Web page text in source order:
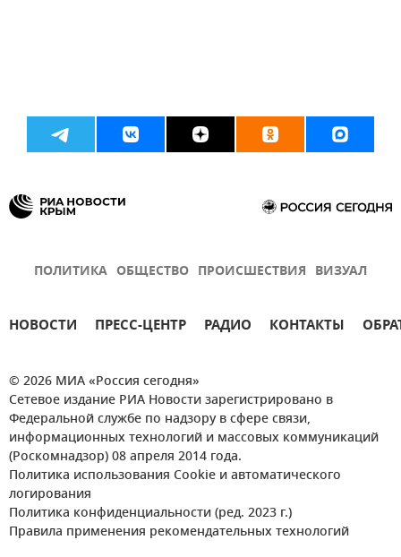
ПОЛИТИКА ОБЩЕСТВО ПРОИСШЕСТВИЯ ВИЗУАЛ
НОВОСТИ ПРЕСС-ЦЕНТР РАДИО КОНТАКТЫ
© 2026 МИА «Россия сегодня»
Сетевое издание РИА Новости зарегистрировано в
Федеральной службе по надзору в сфере связи,
информационных технологий и массовых коммуникаций
(Роскомнадзор) 08 апреля 2014 года.
Политика использования Cookie и автоматического
логирования
Политика конфиденциальности (ред. 2023 г.)
Правила применения рекомендательных технологий